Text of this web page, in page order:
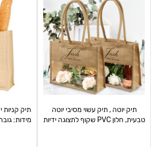
תיק יוטה , תיק עשוי מסיבי יוטה
טבעית, חלון PVC שקוף לתצוגה ידיות
תיק קניות